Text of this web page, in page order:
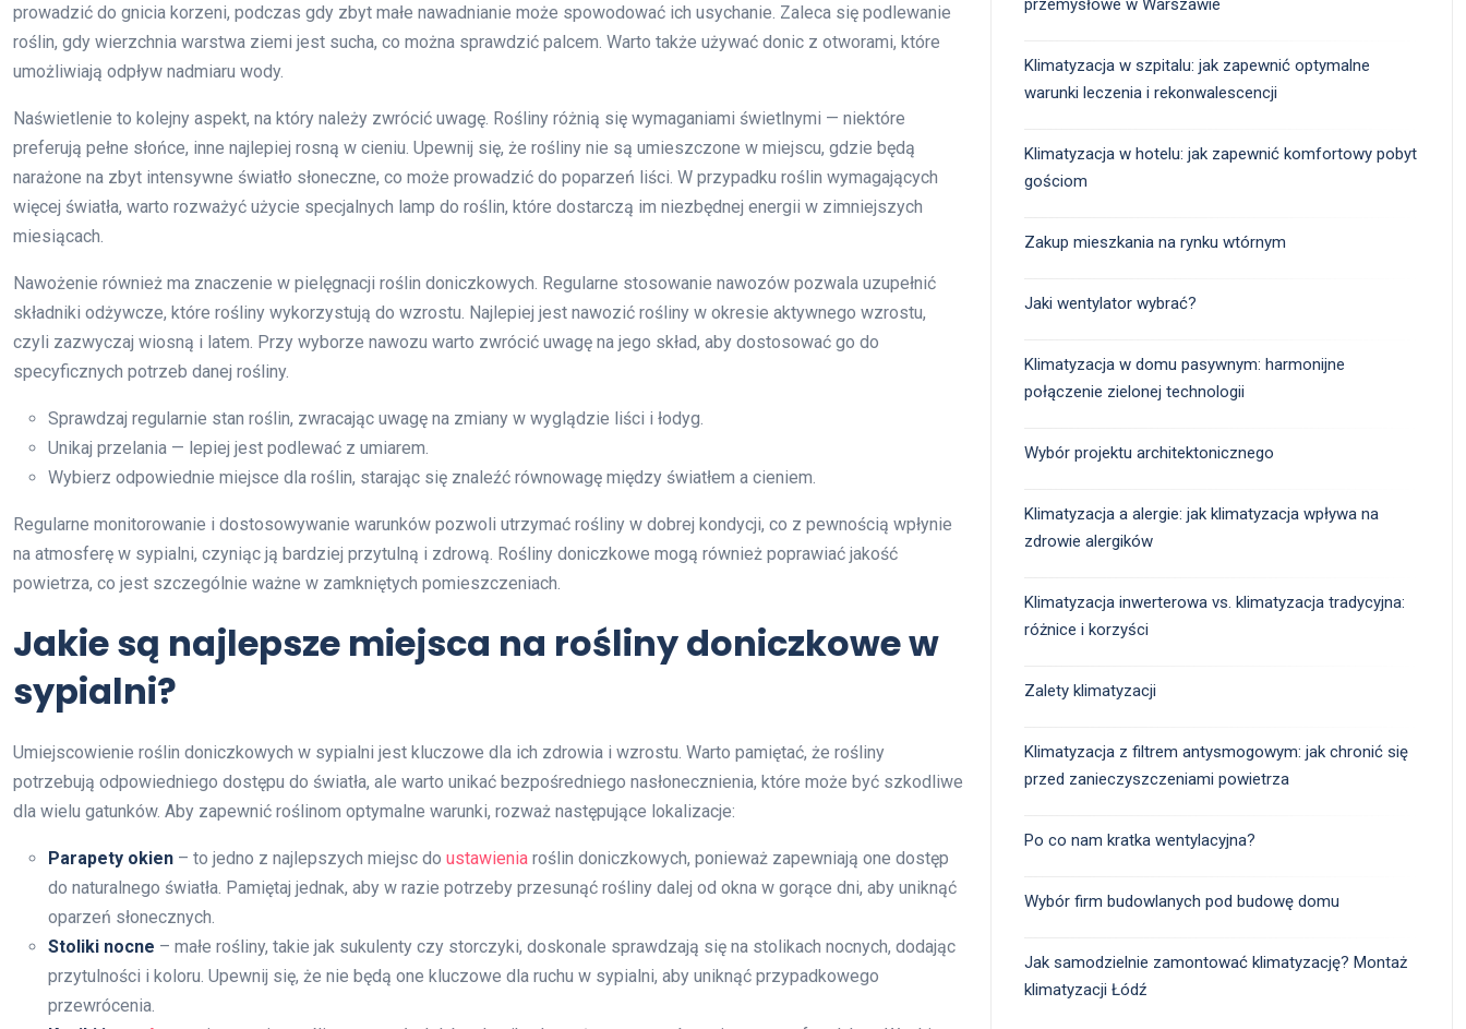
prowadzić do gnicia korzeni, podczas gdy zbyt małe nawadnianie może spowodować ich usychanie. Zaleca się podlewanie
roślin, gdy wierzchnia warstwa ziemi jest sucha, co można sprawdzić palcem. Warto także używać donic z otworami, które
umożliwiają odpływ nadmiaru wody.
Naświetlenie to kolejny aspekt, na który należy zwrócić uwagę. Rośliny różnią się wymaganiami świetlnymi — niektóre
preferują pełne słońce, inne najlepiej rosną w cieniu. Upewnij się, że rośliny nie są umieszczone w miejscu, gdzie będą
narażone na zbyt intensywne światło słoneczne, co może prowadzić do poparzeń liści. W przypadku roślin wymagających
więcej światła, warto rozważyć użycie specjalnych lamp do roślin, które dostarczą im niezbędnej energii w zimniejszych
miesiącach.
Nawożenie również ma znaczenie w pielęgnacji roślin doniczkowych. Regularne stosowanie nawozów pozwala uzupełnić
składniki odżywcze, które rośliny wykorzystują do wzrostu. Najlepiej jest nawozić rośliny w okresie aktywnego wzrostu,
czyli zazwyczaj wiosną i latem. Przy wyborze nawozu warto zwrócić uwagę na jego skład, aby dostosować go do
specyficznych potrzeb danej rośliny.
Sprawdzaj regularnie stan roślin, zwracając uwagę na zmiany w wyglądzie liści i łodyg.
Unikaj przelania — lepiej jest podlewać z umiarem.
Wybierz odpowiednie miejsce dla roślin, starając się znaleźć równowagę między światłem a cieniem.
Regularne monitorowanie i dostosowywanie warunków pozwoli utrzymać rośliny w dobrej kondycji, co z pewnością wpłynie
na atmosferę w sypialni, czyniąc ją bardziej przytulną i zdrową. Rośliny doniczkowe mogą również poprawiać jakość
powietrza, co jest szczególnie ważne w zamkniętych pomieszczeniach.
Jakie są najlepsze miejsca na rośliny doniczkowe w
sypialni?
Umiejscowienie roślin doniczkowych w sypialni jest kluczowe dla ich zdrowia i wzrostu. Warto pamiętać, że rośliny
potrzebują odpowiedniego dostępu do światła, ale warto unikać bezpośredniego nasłonecznienia, które może być szkodliwe
dla wielu gatunków. Aby zapewnić roślinom optymalne warunki, rozważ następujące lokalizacje:
Parapety okien – to jedno z najlepszych miejsc do ustawienia roślin doniczkowych, ponieważ zapewniają one dostęp
do naturalnego światła. Pamiętaj jednak, aby w razie potrzeby przesunąć rośliny dalej od okna w gorące dni, aby uniknąć
oparzeń słonecznych.
Stoliki nocne – małe rośliny, takie jak sukulenty czy storczyki, doskonale sprawdzają się na stolikach nocnych, dodając
przytulności i koloru. Upewnij się, że nie będą one kluczowe dla ruchu w sypialni, aby uniknąć przypadkowego
przewrócenia.
przemysłowe w Warszawie
Klimatyzacja w szpitalu: jak zapewnić optymalne
warunki leczenia i rekonwalescencji
Klimatyzacja w hotelu: jak zapewnić komfortowy pobyt
gościom
Zakup mieszkania na rynku wtórnym
Jaki wentylator wybrać?
Klimatyzacja w domu pasywnym: harmonijne
połączenie zielonej technologii
Wybór projektu architektonicznego
Klimatyzacja a alergie: jak klimatyzacja wpływa na
zdrowie alergików
Klimatyzacja inwerterowa vs. klimatyzacja tradycyjna:
różnice i korzyści
Zalety klimatyzacji
Klimatyzacja z filtrem antysmogowym: jak chronić się
przed zanieczyszczeniami powietrza
Po co nam kratka wentylacyjna?
Wybór firm budowlanych pod budowę domu
Jak samodzielnie zamontować klimatyzację? Montaż
klimatyzacji Łódź